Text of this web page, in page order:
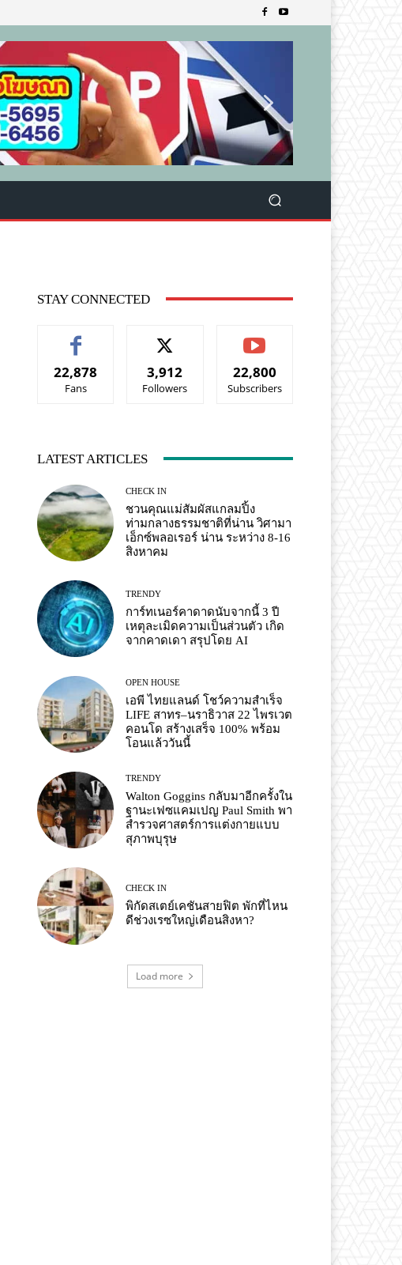
STAY CONNECTED
22,878
Fans
3,912
Followers
22,800
Subscribers
LATEST ARTICLES
CHECK IN
ชวนคุณแม่สัมผัสแกลมปิ้ง
ท่ามกลางธรรมชาติที่น่าน วิศามา
เอ็กซ์พลอเรอร์ น่าน ระหว่าง 8-16
สิงหาคม
TRENDY
การ์ทเนอร์คาดาดนับจากนี้ 3 ปี
เหตุละเมิดความเป็นส่วนตัว เกิด
จากคาดเดา สรุปโดย AI
OPEN HOUSE
เอพี ไทยแลนด์ โชว์ความสำเร็จ
LIFE สาทร–นราธิวาส 22 ไพรเวต
คอนโด สร้างเสร็จ 100% พร้อม
โอนแล้ววันนี้
TRENDY
Walton Goggins กลับมาอีกครั้งใน
ฐานะเฟซแคมเปญ Paul Smith พา
สำรวจศาสตร์การแต่งกายแบบ
สุภาพบุรุษ
CHECK IN
พิกัดสเตย์เคชันสายฟิต พักที่ไหน
ดีช่วงเรซใหญ่เดือนสิงหา?
Load more